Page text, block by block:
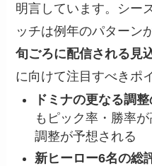
明言しています。シー
ッチは例年のパターン
旬ごろに配信される見
に向けて注目すべきポ
ドミナの更なる調
もピック率・勝率
調整が予想される
新ヒーロー6名の総